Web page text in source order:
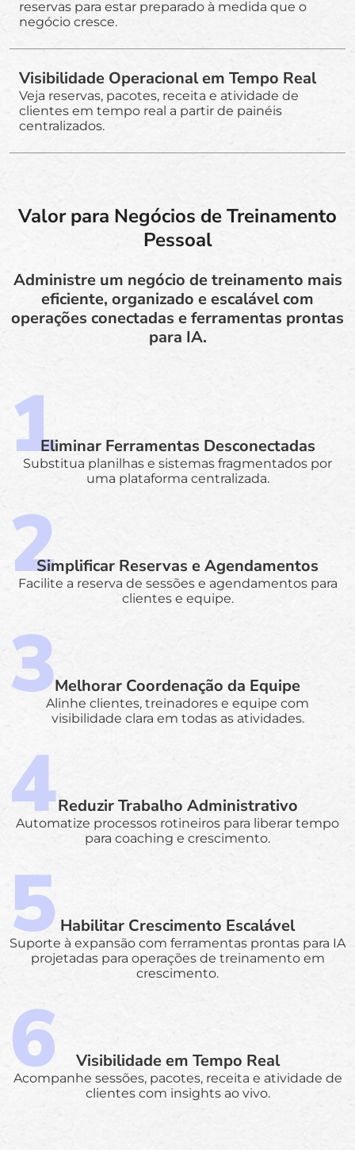
reservas para estar preparado à medida que o
negócio cresce.
Visibilidade Operacional em Tempo Real
Veja reservas, pacotes, receita e atividade de
clientes em tempo real a partir de painéis
centralizados.
Valor para Negócios de Treinamento
Pessoal
Administre um negócio de treinamento mais
eficiente, organizado e escalável com
operações conectadas e ferramentas prontas
para IA.
Eliminar Ferramentas Desconectadas
Substitua planilhas e sistemas fragmentados por
uma plataforma centralizada.
Simplificar Reservas e Agendamentos
Facilite a reserva de sessões e agendamentos para
clientes e equipe.
Melhorar Coordenação da Equipe
Alinhe clientes, treinadores e equipe com
visibilidade clara em todas as atividades.
Reduzir Trabalho Administrativo
Automatize processos rotineiros para liberar tempo
para coaching e crescimento.
Habilitar Crescimento Escalável
Suporte à expansão com ferramentas prontas para IA
projetadas para operações de treinamento em
crescimento.
Visibilidade em Tempo Real
Acompanhe sessões, pacotes, receita e atividade de
clientes com insights ao vivo.